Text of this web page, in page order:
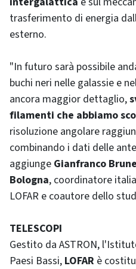
trasferimento di energia
esterno.
"In futuro sarà possibile
buchi neri nelle galassie e
ancora maggior dettaglio,
filamenti che abbiamo
risoluzione angolare
combinando i dati delle
aggiunge Gianfranco
Bologna, coordinatore
LOFAR e coautore dello
TELESCOPI
Gestito da ASTRON,
Paesi Bassi, LOFAR è